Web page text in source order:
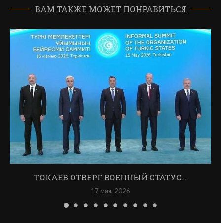
ВАМ ТАКЖЕ МОЖЕТ ПОНРАВИТЬСЯ
ТОКАЕВ ОТВЕРГ ВОЕННЫЙ СТАТУС…
17 мая, 2026